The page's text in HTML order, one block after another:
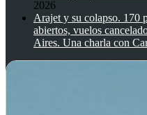
2026
Arajet y su colapso. 170
abiertos, vuelos
Aires. Una charla con